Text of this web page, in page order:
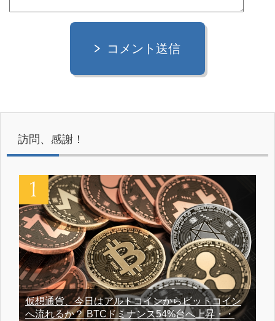
コメント送信
訪問、感謝！
仮想通貨、今日はアルトコインからビットコイン
へ流れるか？ BTCドミナンス54%台へ上昇・・